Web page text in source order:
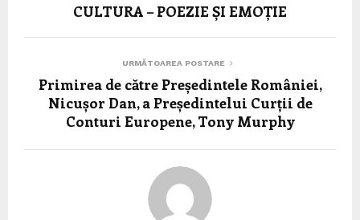
CULTURA – POEZIE ȘI EMOȚIE
URMĂTOAREA POSTARE
Primirea de către Președintele României,
Nicușor Dan, a Președintelui Curții de
Conturi Europene, Tony Murphy